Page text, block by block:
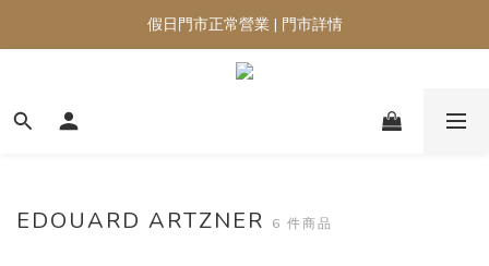
假日門市正常營業 | 門市詳情
EDOUARD ARTZNER 6 件商品